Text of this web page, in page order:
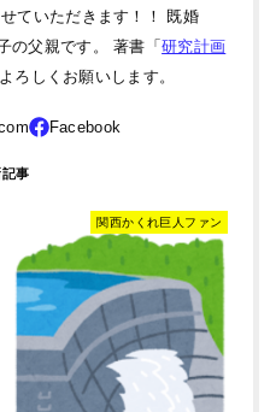
ていただきます！！ 既婚
の父親です。 著書「研究計画
ろしくお願いします。
関西かくれ巨人ファン